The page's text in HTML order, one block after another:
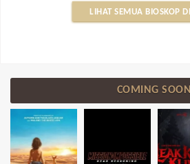
LIHAT SEMUA BIOSKOP
COMING SOON